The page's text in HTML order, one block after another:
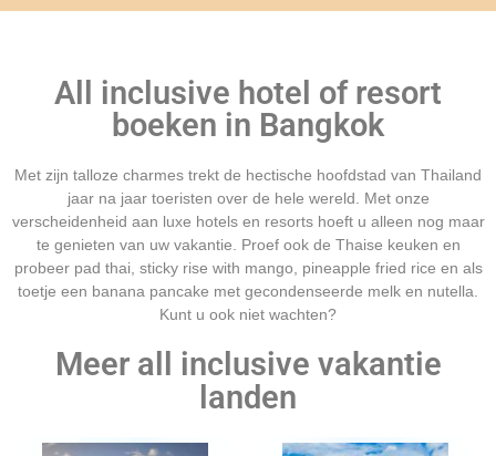
All inclusive hotel of resort
boeken in Bangkok
Met zijn talloze charmes trekt de hectische hoofdstad van Thailand
jaar na jaar toeristen over de hele wereld. Met onze
verscheidenheid aan luxe hotels en resorts hoeft u alleen nog maar
te genieten van uw vakantie. Proef ook de Thaise keuken en
probeer pad thai, sticky rise with mango, pineapple fried rice en als
toetje een banana pancake met gecondenseerde melk en nutella.
Kunt u ook niet wachten?
Meer all inclusive vakantie
landen